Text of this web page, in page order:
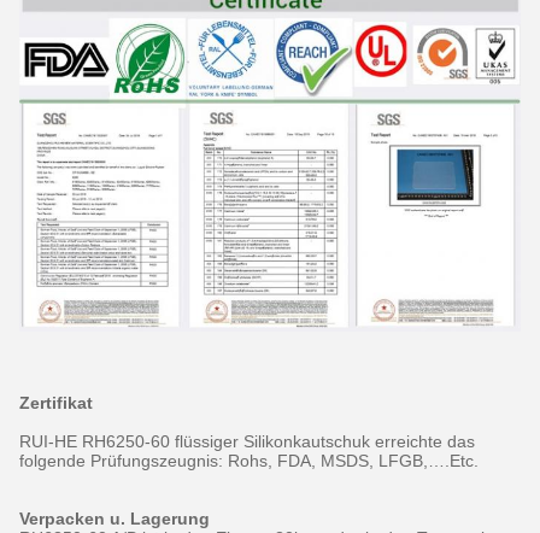
Zertifikat
RUI-HE RH6250-60 flüssiger Silikonkautschuk erreichte das
folgende Prüfungszeugnis: Rohs, FDA, MSDS, LFGB,….Etc.
Verpacken u. Lagerung